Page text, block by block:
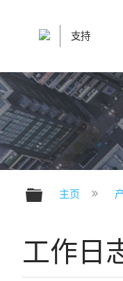
支持
扩展/隐
主页
工作日